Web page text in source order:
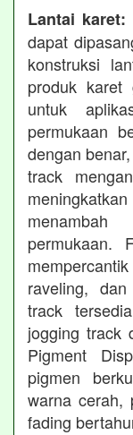
Lantai karet:
dapat
konstruksi
produk karet
untuk
permukaan
dengan
track
permukaan.
raveling,
track
jogging track
Pigment
pigmen
warna cerah,
fading